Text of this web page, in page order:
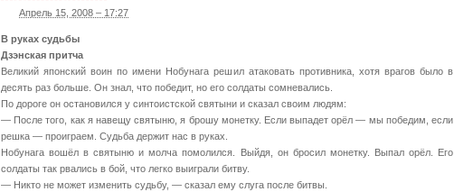
Апрель 15, 2008 – 17:27
В руках судьбы
Дзэнская притча
Великий японский воин по имени Нобунага решил атаковать противника, хотя врагов было в
десять раз больше. Он знал, что победит, но его солдаты сомневались.
По дороге он остановился у синтоистской святыни и сказал своим людям:
— После того, как я навещу святыню, я брошу монетку. Если выпадет орёл — мы победим, если
решка — проиграем. Судьба держит нас в руках.
Нобунага вошёл в святыню и молча помолился. Выйдя, он бросил монетку. Выпал орёл. Его
солдаты так рвались в бой, что легко выиграли битву.
— Никто не может изменить судьбу, — сказал ему слуга после битвы.